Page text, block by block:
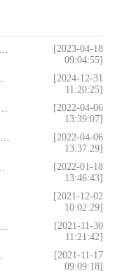
[2023-04-18
09:04:55]
[2024-12-31
11:20:25]
[2022-04-06
13:39:07]
[2022-04-06
13:37:29]
[2022-01-18
13:46:43]
[2021-12-02
10:02:29]
[2021-11-30
11:21:42]
[2021-11-17
09:09:18]